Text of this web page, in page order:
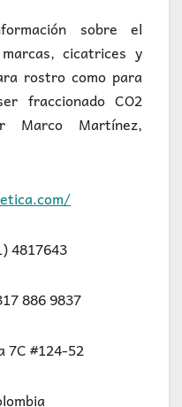
sobre el
cicatrices y
rostro como para
fraccionado CO2
Marco Martínez,
4817643
886 9837
7C #124-52